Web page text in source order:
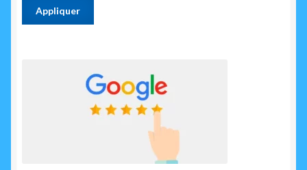
Appliquer